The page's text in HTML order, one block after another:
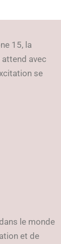
15, la
avec
se
le monde
et de